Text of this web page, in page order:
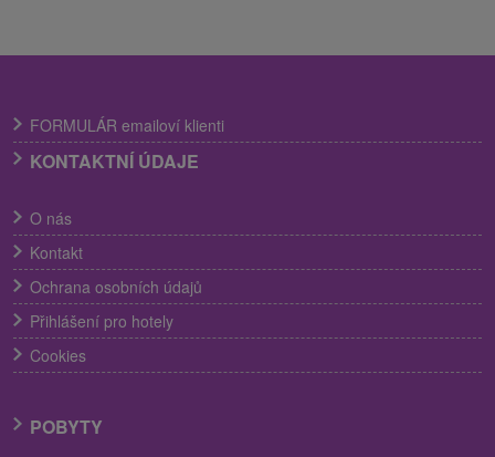
FORMULÁR emailoví klienti
KONTAKTNÍ ÚDAJE
O nás
Kontakt
Ochrana osobních údajů
Přihlášení pro hotely
Cookies
POBYTY